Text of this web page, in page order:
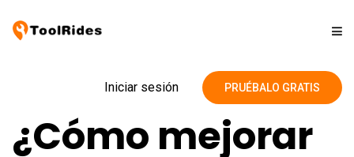
Precios
Iniciar sesión PRUÉBALO GRATIS
¿Cómo mejorar